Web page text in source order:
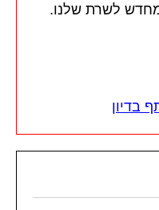
לשרת שלנו.
בדיון